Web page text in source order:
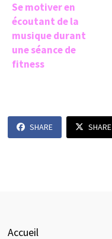
Se motiver en
écoutant de la
musique durant
une séance de
fitness
SHARE SHARE
Accueil